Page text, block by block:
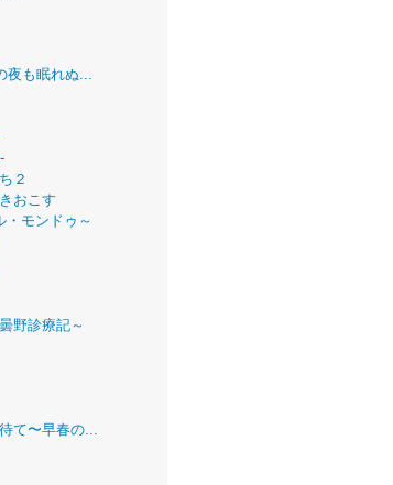
夜も眠れぬ...
２
おこす
・モンドゥ～
野診療記～
て〜早春の...